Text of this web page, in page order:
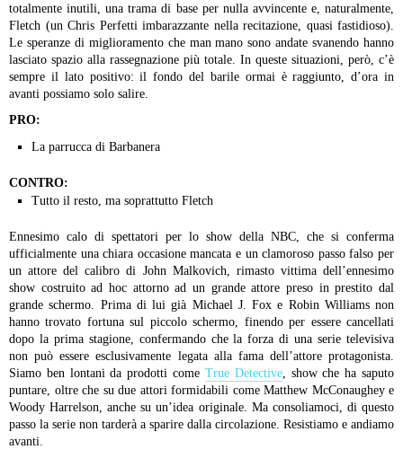
totalmente inutili, una trama di base per nulla avvincente e, naturalmente,
Fletch (un Chris Perfetti imbarazzante nella recitazione, quasi fastidioso).
Le speranze di miglioramento che man mano sono andate svanendo hanno
lasciato spazio alla rassegnazione più totale. In queste situazioni, però, c’è
sempre il lato positivo: il fondo del barile ormai è raggiunto, d’ora in
avanti possiamo solo salire.
PRO:
La parrucca di Barbanera
CONTRO:
Tutto il resto, ma soprattutto Fletch
Ennesimo calo di spettatori per lo show della NBC, che si conferma
ufficialmente una chiara occasione mancata e un clamoroso passo falso per
un attore del calibro di John Malkovich, rimasto vittima dell’ennesimo
show costruito ad hoc attorno ad un grande attore preso in prestito dal
grande schermo. Prima di lui già Michael J. Fox e Robin Williams non
hanno trovato fortuna sul piccolo schermo, finendo per essere cancellati
dopo la prima stagione, confermando che la forza di una serie televisiva
non può essere esclusivamente legata alla fama dell’attore protagonista.
Siamo ben lontani da prodotti come True Detective, show che ha saputo
puntare, oltre che su due attori formidabili come Matthew McConaughey e
Woody Harrelson, anche su un’idea originale. Ma consoliamoci, di questo
passo la serie non tarderà a sparire dalla circolazione. Resistiamo e andiamo
avanti.